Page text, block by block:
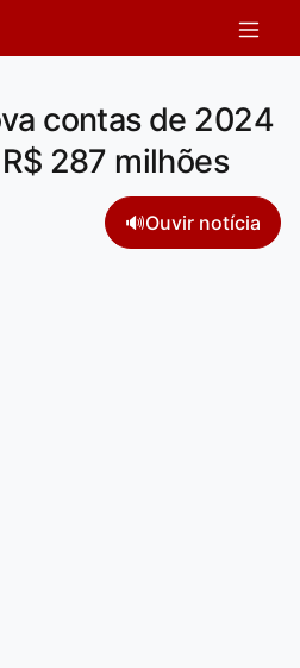
contas de 2024
287 milhões
🔊Ouvir notícia